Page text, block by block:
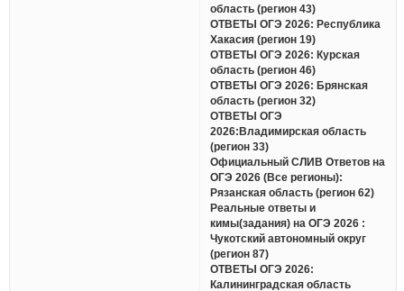
область (регион 43)
ОТВЕТЫ ОГЭ 2026: Республика
Хакасия (регион 19)
ОТВЕТЫ ОГЭ 2026: Курская
область (регион 46)
ОТВЕТЫ ОГЭ 2026: Брянская
область (регион 32)
ОТВЕТЫ ОГЭ
2026:Владимирская область
(регион 33)
Официальный СЛИВ Ответов на
ОГЭ 2026 (Все регионы):
Рязанская область (регион 62)
Реальные ответы и
кимы(задания) на ОГЭ 2026 :
Чукотский автономный округ
(регион 87)
ОТВЕТЫ ОГЭ 2026:
Калининградская область